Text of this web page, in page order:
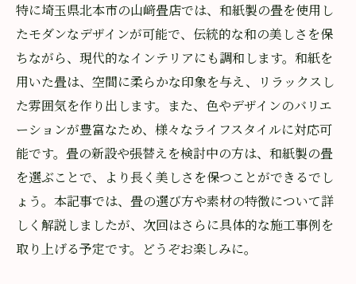
特に埼玉県北本市の山﨑畳店では、和紙製の畳を使用し
たモダンなデザインが可能で、伝統的な和の美しさを保
ちながら、現代的なインテリアにも調和します。和紙を
用いた畳は、空間に柔らかな印象を与え、リラックスし
た雰囲気を作り出します。また、色やデザインのバリエ
ーションが豊富なため、様々なライフスタイルに対応可
能です。畳の新設や張替えを検討中の方は、和紙製の畳
を選ぶことで、より長く美しさを保つことができるでし
ょう。本記事では、畳の選び方や素材の特徴について詳
しく解説しましたが、次回はさらに具体的な施工事例を
取り上げる予定です。どうぞお楽しみに。